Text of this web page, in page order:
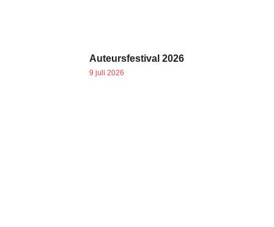
Auteursfestival 2026
9 juli 2026